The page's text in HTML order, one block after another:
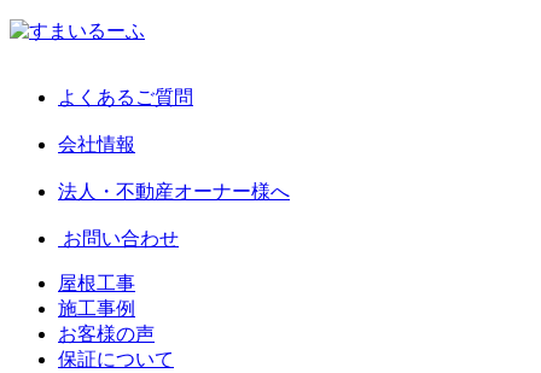
よくあるご質問
会社情報
法人・不動産オーナー様へ
お問い合わせ
屋根工事
施工事例
お客様の声
保証について